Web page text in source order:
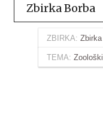
Zbirka Borba
ZBIRKA:
TEMA: